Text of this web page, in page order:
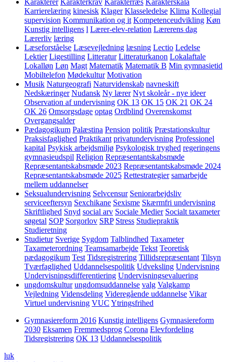
Karakterer Karakterkrav Karakterræs Karakterskala
Karrierelæring kinesisk Klager Klasseledelse Klima Kollegial
supervision Kommunikation og it Kompetenceudvikling Køn
Kunstig intelligens l Lærer-elev-relation Lærerens dag
Lærerliv læring
Læseforståelse Læsevejledning læsning Lectio Ledelse
Lektier Ligestilling Litteratur Litteraturkanon Lokalaftale
Lokalløn Løn Magt Matematik Matematik B Min gymnasietid
Mobiltelefon Mødekultur Motivation
Musik Naturgeografi Naturvidenskab navneskift
Nedskæringer Nudansk Ny lærer Nyt skoleår - nye ideer
Observation af undervisning OK 13 OK 15 OK 21 OK 24
OK 26 Omsorgsdage optag Ordblind Overenskomst
Overgangsalder
Pædagogikum Palæstina Pension politik Præstationskultur
Praksisfaglighed Praktikant privatundervisning Professionel
kapital Psykisk arbejdsmiljø Psykologisk tryghed regeringens
gymnasieudspil Religion Repræsentantskabsmøde
Repræsentantskabsmøde 2023 Repræsentantskabsmøde 2024
Repræsentantskabsmøde 2025 Rettestrategier samarbejde
mellem uddannelser
Seksualundervisning Selvcensur Seniorarbejdsliv
serviceeftersyn Sexchikane Sexisme Skærmfri undervisning
Skriftlighed Snyd social arv Sociale Medier Socialt taxameter
søgetal SOP Sorgorlov SRP Stress Studiepraktik
Studieretning
Studietur Sverige Sygdom Talblindhed Taxameter
Taxameterordning Teamsamarbejde Tekst Teoretisk
pædagogikum Test Tidsregistrering Tillidsrepræsentant Tilsyn
Tværfaglighed Uddannelsespolitik Udveksling Undervisning
Undervisningsdifferentiering Undervisningsevaluering
ungdomskultur ungdomsuddannelse valg Valgkamp
Vejledning Vidensdeling Videregående uddannelse Vikar
Virtuel undervisning VUC Ytringsfrihed
Gymnasiereform 2016 Kunstig intelligens Gymnasiereform
2030 Eksamen Fremmedsprog Corona Elevfordeling
Tidsregistrering OK 13 Uddannelsespolitik
luk